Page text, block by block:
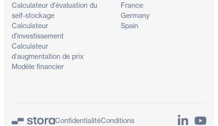
Calculateur d'évaluation du
self-stockage
Calculateur
d'investissement
Calculateur
d'augmentation de prix
Modèle financier
France
Germany
Spain
ConfidentialitéConditions LinkedIn